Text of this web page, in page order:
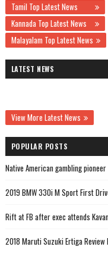
Tamil Top Latest News
Kannada Top Latest News
Malayalam Top Latest News
LATEST NEWS
View More Latest News
POPULAR POSTS
Native American gambling
2019 BMW 330i M Sport First
Rift at FB after exec attends
2018 Maruti Suzuki Ertiga Review